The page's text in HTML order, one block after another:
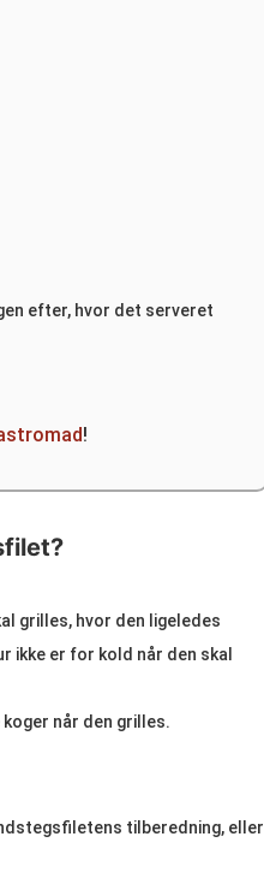
efter, hvor det serveret
!
grilles, hvor den ligeledes
ikke er for kold når den skal
når den grilles.
tilberedning, eller